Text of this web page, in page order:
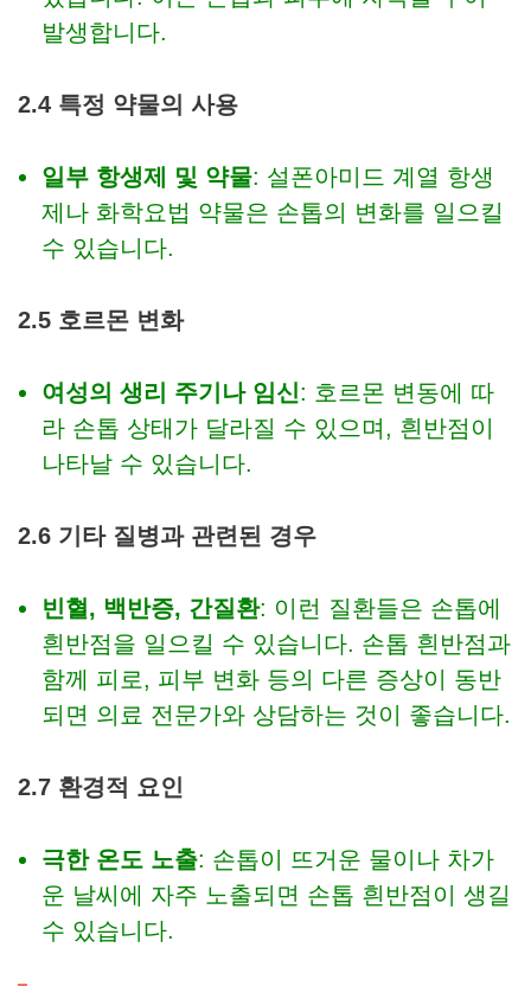
발생합니다.
2.4 특정 약물의 사용
일부 항생제 및 약물: 설폰아미드 계열 항생
제나 화학요법 약물은 손톱의 변화를 일으킬
수 있습니다.
2.5 호르몬 변화
여성의 생리 주기나 임신: 호르몬 변동에 따
라 손톱 상태가 달라질 수 있으며, 흰반점이
나타날 수 있습니다.
2.6 기타 질병과 관련된 경우
빈혈, 백반증, 간질환: 이런 질환들은 손톱에
흰반점을 일으킬 수 있습니다. 손톱 흰반점과
함께 피로, 피부 변화 등의 다른 증상이 동반
되면 의료 전문가와 상담하는 것이 좋습니다.
2.7 환경적 요인
극한 온도 노출: 손톱이 뜨거운 물이나 차가
운 날씨에 자주 노출되면 손톱 흰반점이 생길
수 있습니다.